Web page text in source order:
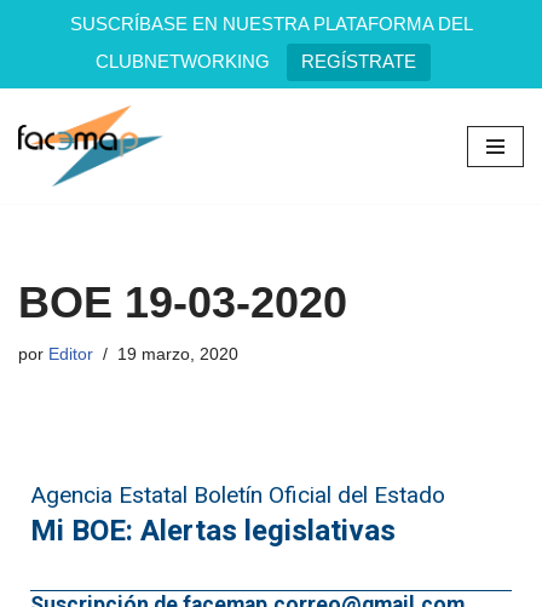
SUSCRÍBASE EN NUESTRA PLATAFORMA DEL
CLUBNETWORKING
REGÍSTRATE
Saltar
BOE 19-03-2020
por Editor 19 marzo, 2020
Agencia Estatal Boletín Oficial del Estado
Mi BOE: Alertas legislativas